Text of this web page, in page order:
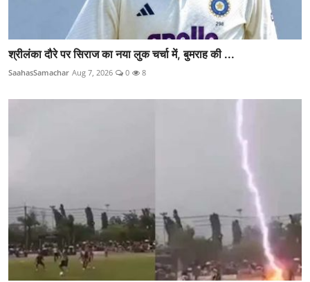
श्रीलंका दौरे पर सिराज का नया लुक चर्चा में, बुमराह की ...
SaahasSamachar Aug 7, 2026 0 8